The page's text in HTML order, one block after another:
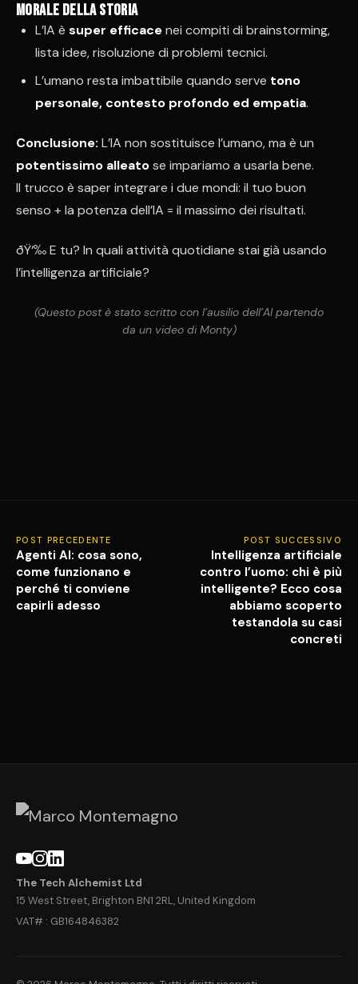
Morale della storia
L’IA è super efficacenei compiti di brainstorming,
lista idee, risoluzione di problemi tecnici.
L’umano resta imbattibile quando serve tono
personale, contesto profondo ed empatia.
Conclusione: L’IA non sostituisce l’umano, ma è un
potentissimo alleatose impariamo a usarla bene.
Il trucco è saper integrare i due mondi: il tuo buon
senso + la potenza dell’IA = il massimo dei risultati.
ðŸ‘‰ E tu? In quali attività quotidiane stai già usando
l’intelligenza artificiale?
(Questo post è stato scritto con l’ausilio dell’AI partendo
da un video di Monty)
POST PRECEDENTE
Agenti AI: cosa sono,
come funzionano e
perché ti conviene
capirli adesso
POST SUCCESSIVO
Intelligenza artificiale
contro l’uomo: chi è più
intelligente? Ecco cosa
abbiamo scoperto
testandola su casi
concreti
The Tech Alchemist Ltd
15 West Street, Brighton BN1 2RL, United Kingdom
VAT# : GB164846382